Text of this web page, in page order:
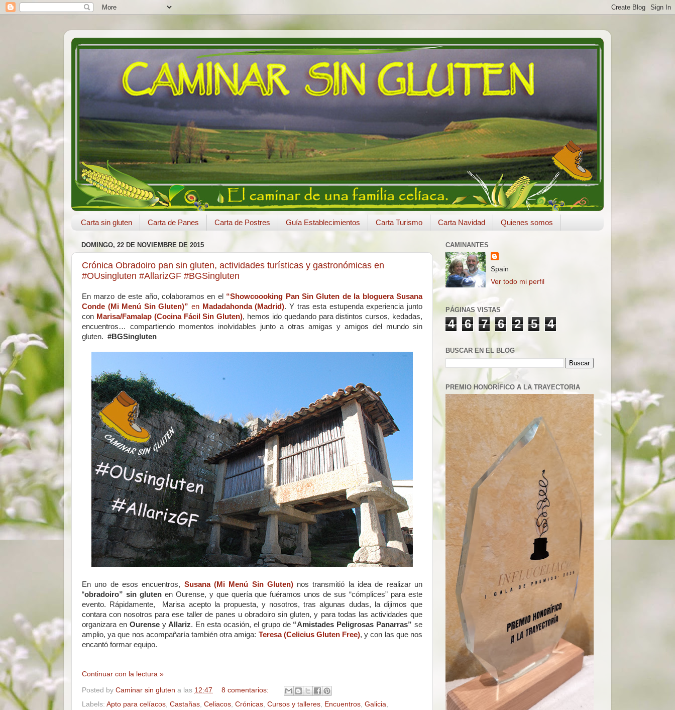
Carta sin gluten Carta de Panes Carta de Postres Guía Establecimientos Carta Turismo Carta Navidad Quienes somos
DOMINGO, 22 DE NOVIEMBRE DE 2015
Crónica Obradoiro pan sin gluten, actividades turísticas y gastronómicas en
#OUsingluten #AllarizGF #BGSingluten
En marzo de este año, colaboramos en el “Showcoooking Pan Sin Gluten de la bloguera Susana
Conde (Mi Menú Sin Gluten)” en Madadahonda (Madrid). Y tras esta estupenda experiencia junto
con Marisa/Famalap (Cocina Fácil Sin Gluten), hemos ido quedando para distintos cursos, kedadas,
encuentros… compartiendo momentos inolvidables junto a otras amigas y amigos del mundo sin
gluten. #BGSingluten
En uno de esos encuentros, Susana (Mi Menú Sin Gluten)nos transmitió la idea de realizar un
“obradoiro” sin glutenen Ourense, y que quería que fuéramos unos de sus “cómplices” para este
evento. Rápidamente, Marisa acepto la propuesta, y nosotros, tras algunas dudas, la dijimos que
contara con nosotros para ese taller de panes u obradoiro sin gluten, y para todas las actividades que
organizara en OurenseyAllariz. En esta ocasión, el grupo de “Amistades Peligrosas Panarras” se
amplio, ya que nos acompañaría también otra amiga: Teresa (Celicius Gluten Free), y con las que nos
encantó formar equipo.
Continuar con la lectura »
Posted by Caminar sin gluten a las 12:47
8 comentarios:
Labels: Apto para celíacos Castañas Celiacos Crónicas Cursos y talleres Encuentros Galicia
CAMINANTES
Spain
Ver todo mi perfil
PÁGINAS VISTAS
4 6 7 6 2 5 4
BUSCAR EN EL BLOG
PREMIO HONORÍFICO A LA TRAYECTORIA